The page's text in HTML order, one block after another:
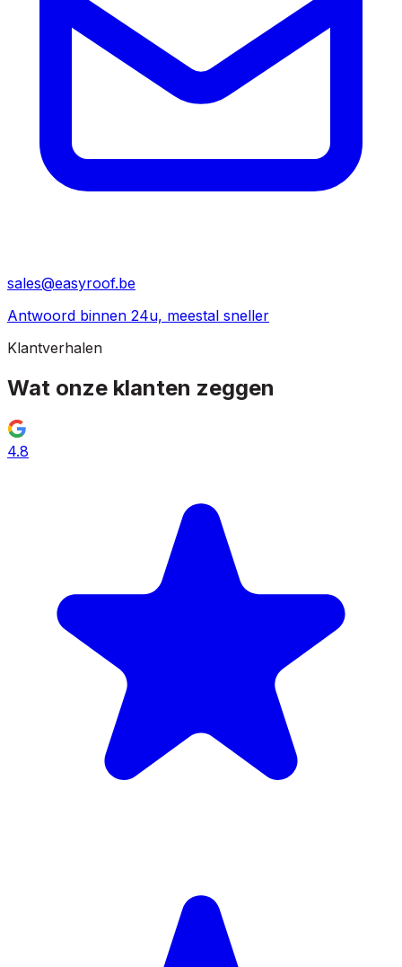
sales@easyroof.be
Antwoord binnen 24u, meestal sneller
Klantverhalen
Wat onze klanten zeggen
4.8